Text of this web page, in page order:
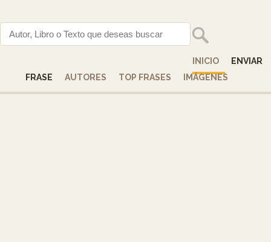
INICIO
ENVIAR
FRASE
AUTORES TOP FRASES IMÁGENES